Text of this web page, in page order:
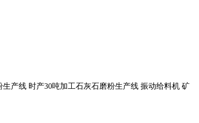
产线 时产30吨加工石灰石磨粉生产线 振动给料机 矿